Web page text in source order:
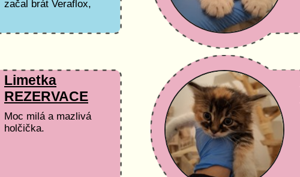
začal brát Veraflox,
Limetka
REZERVACE
Moc milá a mazlivá
holčička.